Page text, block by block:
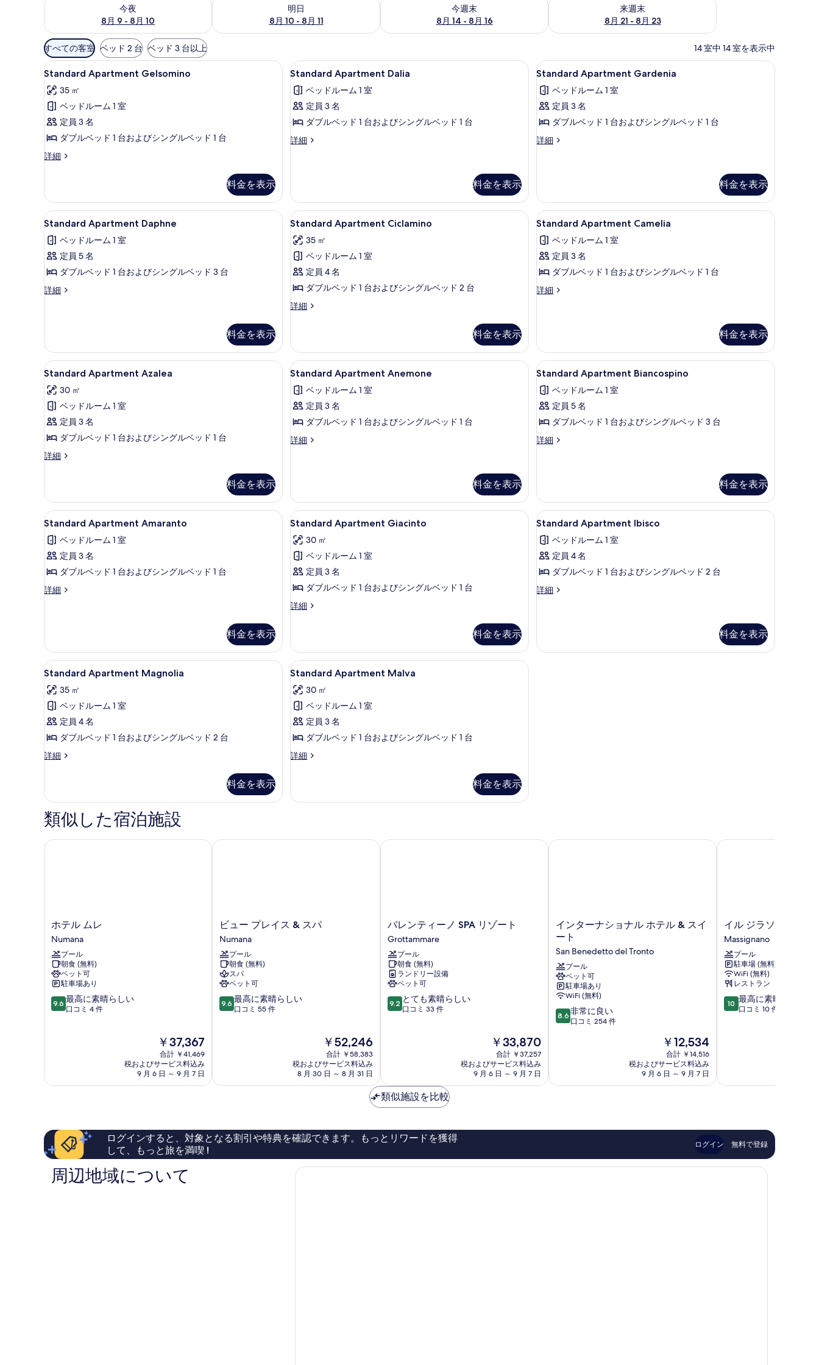
今夜
8月 9 - 8月 10
明日
8月 10 - 8月 11
今週末
8月 14 - 8月 16
来週末
8月 21 - 8月 23
利
用
可
能
な
客
室
の
絞
り
条
件
すべての客室 ベッド 2 台 ベッド 3 台以上 14 室中 14 室を表示中
Standard
Apartment
Gelsomino
の
す
べ
て
真
を
表
示
す
る
Standard Apartment Gelsomino | 1 室のベッドルーム、遮光カーテン、ベビーベッド (無料)、ベッドシーツ
10
Standard Apartment Gelsomino
35 ㎡
ベッドルーム 1 室
定員 3 名
ダブルベッド 1 台およびシングルベッド 1 台
詳細
Standard
詳
細
料金を表示
Standard
Apartment
Dalia
の
す
べ
真
を
表
示
す
る
Standard Apartment Dalia | 1 室のベッドルーム、遮光カーテン、ベビーベッド (無料)、ベッドシーツ
10
Standard Apartment Dalia
ベッドルーム 1 室
定員 3 名
ダブルベッド 1 台およびシングルベッド 1 台
詳細
Standard
細
料金を表示
Standard
Apartment
Gardenia
の
す
べ
真
を
表
示
す
る
Standard Apartment Gardenia | 1 室のベッ
9
Standard Apartment Gardenia
ベッドルーム 1 室
定員 3 名
ダブルベッド 1 台およびシングルベッド 1 台
詳細
Standard
細
料金を表示
Standard
Apartment
Daphne
の
す
べ
真
を
表
示
す
る
Standard Apartment Daphne | 1 室のベッドルーム、遮光カーテン、ベビーベッド (無料)、ベッドシーツ
11
Standard Apartment Daphne
ベッドルーム 1 室
定員 5 名
ダブルベッド 1 台およびシングルベッド 3 台
詳細
Standard
細
料金を表示
Standard
Apartment
Ciclamino
の
す
べ
て
真
を
表
示
す
る
Standard Apartment Ciclamino | 1 室のベッドルーム、遮光カーテン、ベビーベッド (無料)、ベッドシーツ
10
Standard Apartment Ciclamino
35 ㎡
ベッドルーム 1 室
定員 4 名
ダブルベッド 1 台およびシングルベッド 2 台
詳細
Standard
詳
細
料金を表示
Standard
Apartment
Camelia
の
す
べ
真
を
表
示
す
る
Standard Apartment Camelia | 1 室のベッド
11
Standard Apartment Camelia
ベッドルーム 1 室
定員 3 名
ダブルベッド 1 台およびシングルベッド 1 台
詳細
Standard
細
料金を表示
Standard
Apartment
Azalea
の
す
べ
て
真
を
表
示
す
る
Standard Apartment Azalea | 1 室のベッドルーム、遮光カーテン、ベビーベッド (無料)、ベッドシーツ
9
Standard Apartment Azalea
30 ㎡
ベッドルーム 1 室
定員 3 名
ダブルベッド 1 台およびシングルベッド 1 台
詳細
Standard
詳
細
料金を表示
Standard
Apartment
Anemone
の
す
べ
真
を
表
示
す
る
Standard Apartment Anemone | 1 室のベッドルーム、遮光カーテン、ベビーベッド (無料)、ベッドシーツ
7
Standard Apartment Anemone
ベッドルーム 1 室
定員 3 名
ダブルベッド 1 台およびシングルベッド 1 台
詳細
Standard
細
料金を表示
Standard
Apartment
Biancospino
の
す
べ
真
を
表
示
す
る
32 インチのテレビ (衛星放送視聴可)
3
Standard Apartment Biancospino
ベッドルーム 1 室
定員 5 名
ダブルベッド 1 台およびシングルベッド 3 台
詳細
Standard
細
料金を表示
Standard
Apartment
Amaranto
の
す
べ
真
を
表
示
す
る
Standard Apartment Amaranto | 1 室のベッドルーム、遮光カーテン、ベビーベッド (無料)、ベッドシーツ
11
Standard Apartment Amaranto
ベッドルーム 1 室
定員 3 名
ダブルベッド 1 台およびシングルベッド 1 台
詳細
Standard
細
料金を表示
Standard
Apartment
Giacinto
の
す
べ
て
真
を
表
示
す
る
Standard Apartment Giacinto | 1 室のベッドルーム、遮光カーテン、ベビーベッド (無料)、ベッドシーツ
13
Standard Apartment Giacinto
30 ㎡
ベッドルーム 1 室
定員 3 名
ダブルベッド 1 台およびシングルベッド 1 台
詳細
Standard
詳
細
料金を表示
Standard
Apartment
Ibisco
の
す
べ
真
Standard Apartment Ibisco | テラス / パティ
12
Standard Apartment Ibisco
ベッドルーム 1 室
定員 4 名
ダブルベッド 1 台およびシングルベッド 2 台
詳細
Standard
細
料金を表示
Standard
Apartment
Magnolia
の
す
べ
て
真
を
表
示
Standard Apartment Magnolia | テラス / パティオ
9
Standard Apartment Magnolia
35 ㎡
ベッドルーム 1 室
定員 4 名
ダブルベッド 1 台およびシングルベッド 2 台
詳細
Standard
詳
細
料金を表示
Standard
Apartment
Malva
の
す
べ
て
真
表
Standard Apartment Malva | テラス / パティオ
13
Standard Apartment Malva
30 ㎡
ベッドルーム 1 室
定員 3 名
ダブルベッド 1 台およびシングルベッド 1 台
詳細
Standard
詳
料金を表示
類似した宿泊施設
ホ
テ
ル
ム
レ
Numana
ホテル ムレ
Numana
プール
朝食 (無料)
ペット可
駐車場あり
10
段
素
い、
コ
ミ
件
9.6 最高に素晴らしい
口コミ 4 件
現
在
の
料
金
￥37,367
合計 ￥41,469
税およびサービス料込み
9 月 6 日 ～ 9 月 7 日
ホテル ムレ
ビ
ュ
ー
プ
レ
イ
ス
&
ス
ビュー プレイス & スパ
Numana
プール
朝食 (無料)
スパ
ペット可
10
段
素
い、
口
ミ
9.6 最高に素晴らしい
口コミ 55 件
現
在
の
料
金
￥52,246
合計 ￥58,383
税およびサービス料込み
8 月 30 日 ～ 8 月 31 日
ビュー プレイス & スパ
バ
レ
ン
テ
ィ
ー
ノ
SPA
リ
バレンティーノ SPA リゾート
Grottammare
プール
朝食 (無料)
ランドリー設備
ペット可
10
段
素
晴
ら
い、
口
ミ
9.2 とても素晴らしい
口コミ 33 件
現
在
の
料
金
￥33,870
合計 ￥37,257
税およびサービス料込み
9 月 6 日 ～ 9 月 7 日
バレンティーノ SPA リゾート
イ
ン
ー
ナ
シ
ョ
ナ
ル
ホ
ー
del
インターナショナル ホテル & スイ
ート
San Benedetto del Tronto
プール
ペット可
駐車場あり
WiFi (無料)
10
段
に
コ
件
8.6 非常に良い
口コミ 254 件
現
在
の
料
金
￥12,534
合計 ￥14,516
税およびサービス料込み
9 月 6 日 ～ 9 月 7 日
インターナショナル ホテル & スイート
イ
ル
ジ
ラ
ソ
ー
レ
Massignano
イル ジラソーレ
Massignano
プール
駐車場 (無料)
WiFi (無料)
レストラン
10
段
素
い、
口
ミ
10 最高に素晴らしい
口コミ 10 件
イル ジラソーレ
類似施設を比較
ログインすると、対象となる割引や特典を確認できます。もっとリワードを獲得
して、もっと旅を満喫 !
ログイン 無料で登録
周辺地域について